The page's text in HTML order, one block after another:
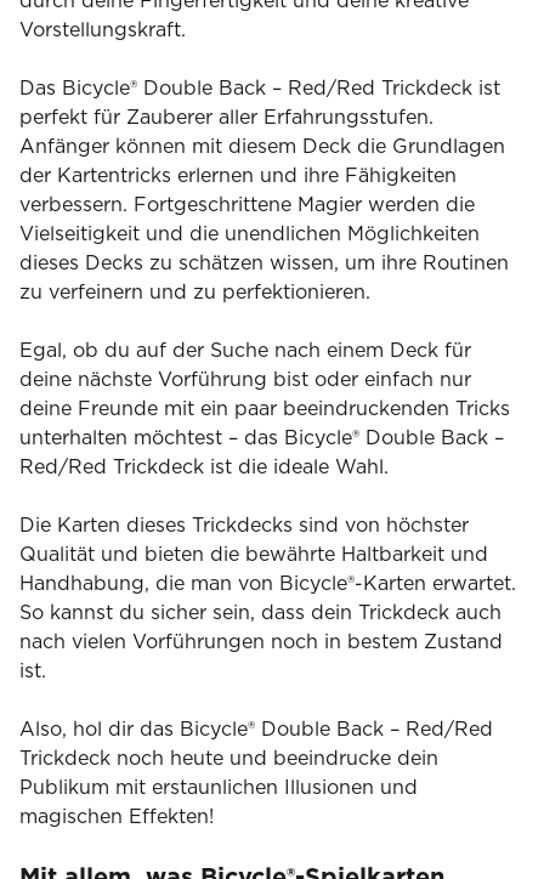
Vorstellungskraft.
Das Bicycle® Double Back – Red/Red Trickdeck ist
perfekt für Zauberer aller Erfahrungsstufen.
Anfänger können mit diesem Deck die Grundlagen
der Kartentricks erlernen und ihre Fähigkeiten
verbessern. Fortgeschrittene Magier werden die
Vielseitigkeit und die unendlichen Möglichkeiten
dieses Decks zu schätzen wissen, um ihre Routinen
zu verfeinern und zu perfektionieren.
Egal, ob du auf der Suche nach einem Deck für
deine nächste Vorführung bist oder einfach nur
deine Freunde mit ein paar beeindruckenden Tricks
unterhalten möchtest – das Bicycle® Double Back –
Red/Red Trickdeck ist die ideale Wahl.
Die Karten dieses Trickdecks sind von höchster
Qualität und bieten die bewährte Haltbarkeit und
Handhabung, die man von Bicycle®-Karten erwartet.
So kannst du sicher sein, dass dein Trickdeck auch
nach vielen Vorführungen noch in bestem Zustand
ist.
Also, hol dir das Bicycle® Double Back – Red/Red
Trickdeck noch heute und beeindrucke dein
Publikum mit erstaunlichen Illusionen und
magischen Effekten!